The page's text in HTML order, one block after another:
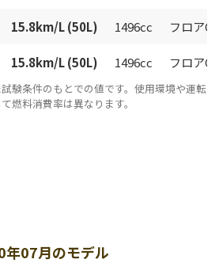
15.8km/L (50L) 1496cc フロア
15.8km/L (50L) 1496cc フロア
験条件のもとでの値です。使用環境や運転
燃料消費率は異なります。
07月のモデル